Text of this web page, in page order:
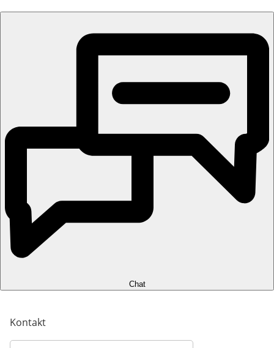
Chat
Kontakt